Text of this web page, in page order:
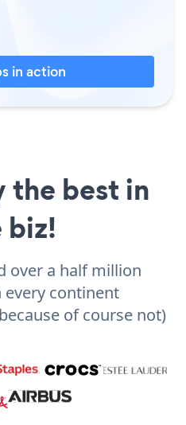
in action
the best in
biz!
over a half million
every continent
of course not)